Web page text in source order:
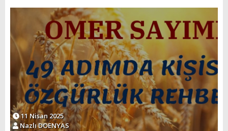
11 Nisan 2025
Nazlı DOENYAS